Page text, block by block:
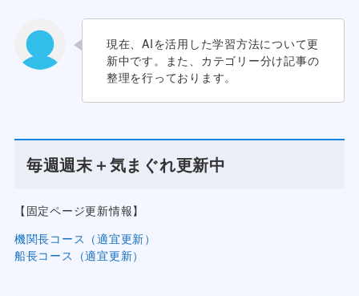
現在、AIを活用した学習方法について更
新中です。また、カテゴリー分け記事の
整理を行っております。
毎週週末＋気まぐれ更新中
【固定ページ更新情報】
機関長コース（適宜更新）
船長コース（適宜更新）